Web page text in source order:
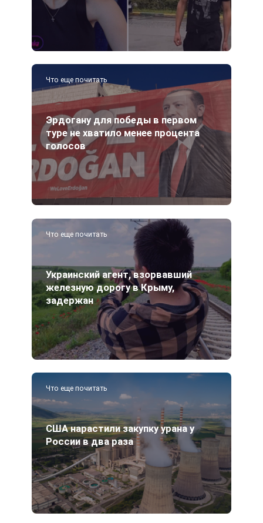
Что еще почитать
Эрдогану для победы в первом
туре не хватило менее процента
голосов
Что еще почитать
Украинский агент, взорвавший
железную дорогу в Крыму,
задержан
Что еще почитать
США нарастили закупку урана у
России в два раза